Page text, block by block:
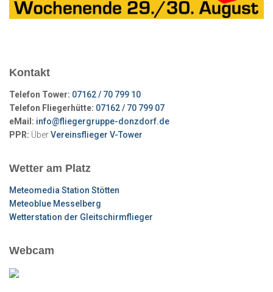
Kontakt
Telefon Tower: 07162 / 70 799 10
Telefon Fliegerhütte: 07162 / 70 799 07
eMail: info@fliegergruppe-donzdorf.de
PPR: ÜberVereinsflieger V-Tower
Wetter am Platz
Meteomedia Station Stötten
Meteoblue Messelberg
Wetterstation der Gleitschirmflieger
Webcam